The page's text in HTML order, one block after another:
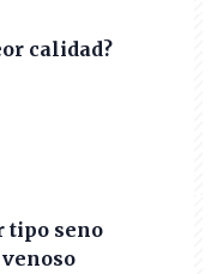
calidad?
tipo seno